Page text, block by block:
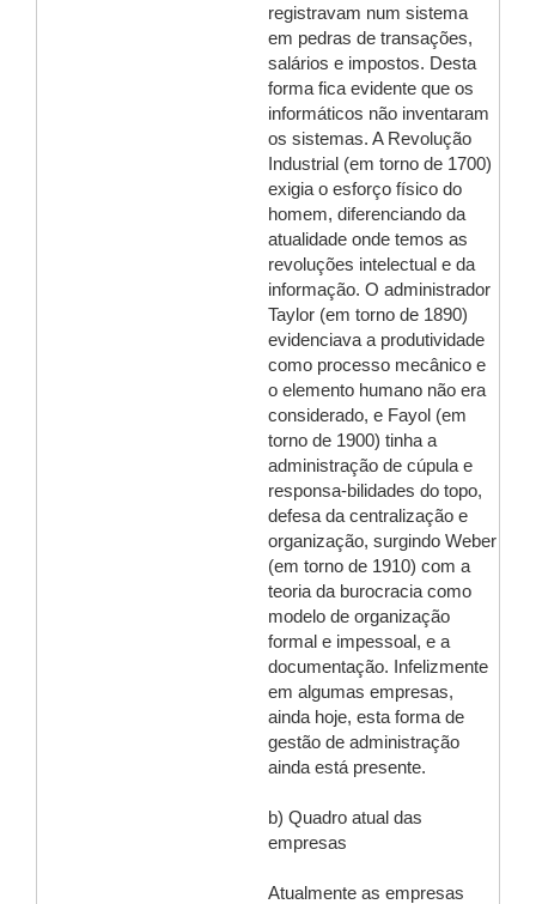
registravam num sistema
em pedras de transações,
salários e impostos. Desta
forma fica evidente que os
informáticos não inventaram
os sistemas. A Revolução
Industrial (em torno de 1700)
exigia o esforço físico do
homem, diferenciando da
atualidade onde temos as
revoluções intelectual e da
informação. O administrador
Taylor (em torno de 1890)
evidenciava a produtividade
como processo mecânico e
o elemento humano não era
considerado, e Fayol (em
torno de 1900) tinha a
administração de cúpula e
responsa-bilidades do topo,
defesa da centralização e
organização, surgindo Weber
(em torno de 1910) com a
teoria da burocracia como
modelo de organização
formal e impessoal, e a
documentação. Infelizmente
em algumas empresas,
ainda hoje, esta forma de
gestão de administração
ainda está presente.
b) Quadro atual das
empresas
Atualmente as empresas